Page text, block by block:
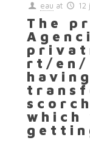
eau at 12
The
rt/en/
which